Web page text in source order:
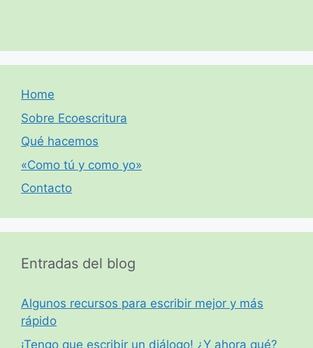
Home
Sobre Ecoescritura
Qué hacemos
«Como tú y como yo»
Contacto
Entradas del blog
Algunos recursos para escribir mejor y más
rápido
¡Tengo que escribir un diálogo! ¿Y ahora qué?